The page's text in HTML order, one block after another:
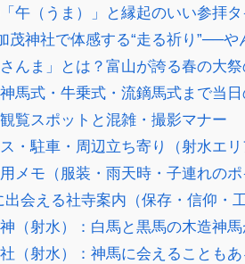
午（うま）」と縁起のいい参拝
茂神社で体感する“走る祈り”──や
んま」とは？富山が誇る春の大
馬式・牛乗式・流鏑馬式まで当
覧スポットと混雑・撮影マナー
・駐車・周辺立ち寄り（射水エリ
メモ（服装・雨天時・子連れのポ
出会える社寺案内（保存・信仰・工
（射水）：白馬と黒馬の木造神
（射水）：神馬に会えることもあ